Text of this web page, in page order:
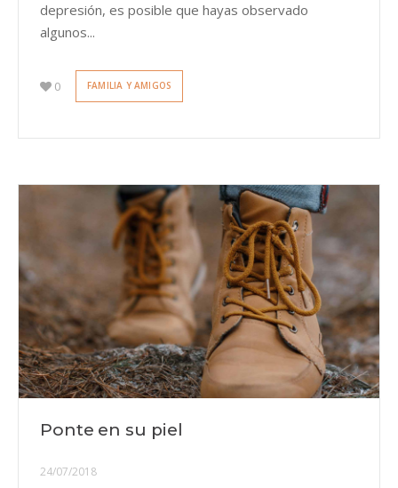
depresión, es posible que hayas observado
algunos...
0 FAMILIA Y AMIGOS
Ponte en su piel
24/07/2018